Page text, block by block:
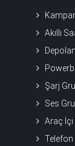
Akıllı
Şarj
Ses
Araç İçi
Telefon